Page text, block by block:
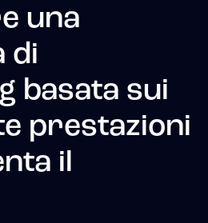
una
di
basata sui
prestazioni
il